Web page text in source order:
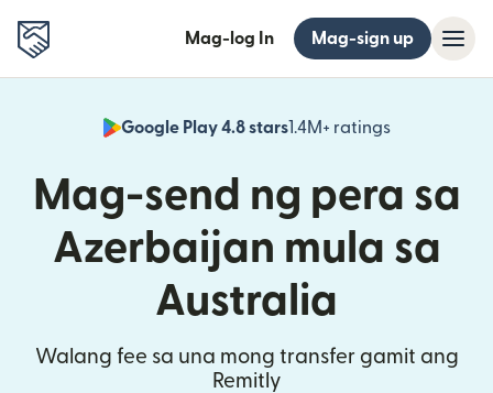
Mag-log In Mag-sign up
Google Play 4.8 stars1.4M+ ratings
(bubukas
Mag-send ng pera sa
Azerbaijan mula sa
Australia
Walang fee sa una mong transfer gamit ang
Remitly